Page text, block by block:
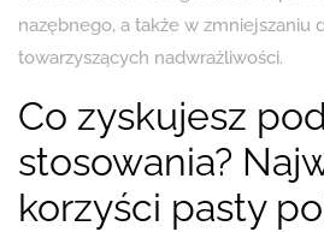
nazębnego, a także w zmniejszaniu
towarzyszących nadwrażliwości.
Co zyskujesz
stosowania?
korzyści pasty